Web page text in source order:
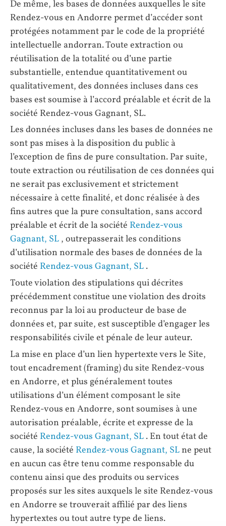
De même, les bases de données auxquelles le site
Rendez-vous en Andorre permet d’accéder sont
protégées notamment par le code de la propriété
intellectuelle andorran. Toute extraction ou
réutilisation de la totalité ou d’une partie
substantielle, entendue quantitativement ou
qualitativement, des données incluses dans ces
bases est soumise à l’accord préalable et écrit de la
société Rendez-vous Gagnant, SL.
Les données incluses dans les bases de données ne
sont pas mises à la disposition du public à
l’exception de fins de pure consultation. Par suite,
toute extraction ou réutilisation de ces données qui
ne serait pas exclusivement et strictement
nécessaire à cette finalité, et donc réalisée à des
fins autres que la pure consultation, sans accord
préalable et écrit de la société Rendez-vous
Gagnant, SL , outrepasserait les conditions
d’utilisation normale des bases de données de la
société Rendez-vous Gagnant, SL .
Toute violation des stipulations qui décrites
précédemment constitue une violation des droits
reconnus par la loi au producteur de base de
données et, par suite, est susceptible d’engager les
responsabilités civile et pénale de leur auteur.
La mise en place d’un lien hypertexte vers le Site,
tout encadrement (framing) du site Rendez-vous
en Andorre, et plus généralement toutes
utilisations d’un élément composant le site
Rendez-vous en Andorre, sont soumises à une
autorisation préalable, écrite et expresse de la
société Rendez-vous Gagnant, SL . En tout état de
cause, la société Rendez-vous Gagnant, SLne peut
en aucun cas être tenu comme responsable du
contenu ainsi que des produits ou services
proposés sur les sites auxquels le site Rendez-vous
en Andorre se trouverait affilié par des liens
hypertextes ou tout autre type de liens.